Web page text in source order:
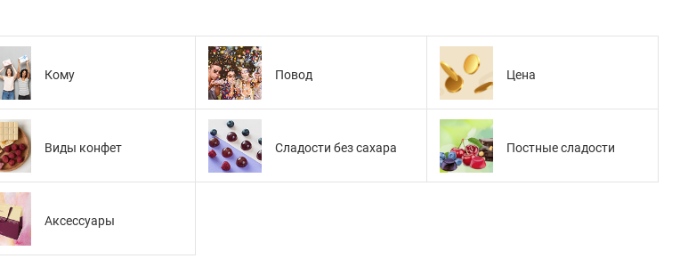
Кому Повод Цена
Виды конфет Сладости без сахара Постные сладости
Аксессуары